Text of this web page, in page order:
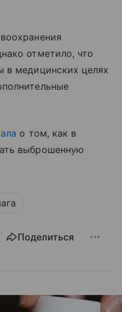
отметило, что
в медицинских целях
о том, как в
выброшенную
Поделиться